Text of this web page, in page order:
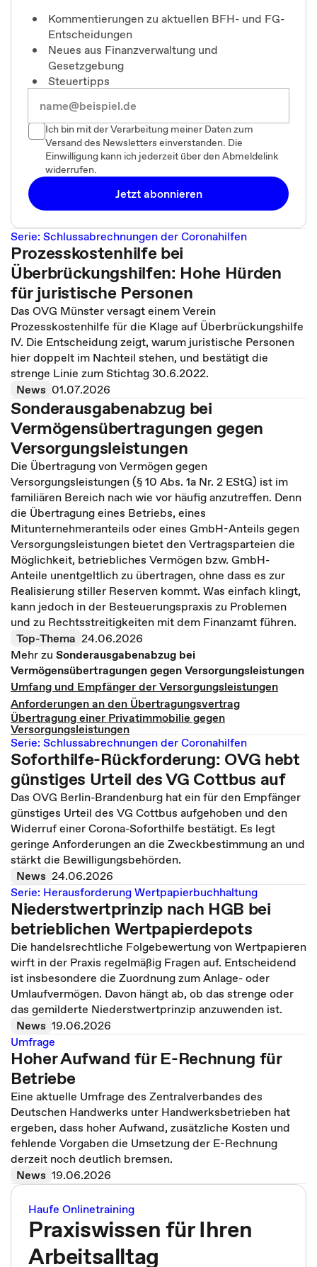
Kommentierungen zu aktuellen BFH- und FG-
Entscheidungen
Neues aus Finanzverwaltung und
Gesetzgebung
Steuertipps
Ich bin mit der Verarbeitung meiner Daten zum
Versand des Newsletters einverstanden. Die
Einwilligung kann ich jederzeit über den Abmeldelink
widerrufen.
Jetzt abonnieren
Serie: Schlussabrechnungen der Coronahilfen
Prozesskostenhilfe bei
Überbrückungshilfen: Hohe Hürden
für juristische Personen
Das OVG Münster versagt einem Verein
Prozesskostenhilfe für die Klage auf Überbrückungshilfe
IV. Die Entscheidung zeigt, warum juristische Personen
hier doppelt im Nachteil stehen, und bestätigt die
strenge Linie zum Stichtag 30.6.2022.
News 01.07.2026
Sonderausgabenabzug bei
Vermögensübertragungen gegen
Versorgungsleistungen
Die Übertragung von Vermögen gegen
Versorgungsleistungen (§ 10 Abs. 1a Nr. 2 EStG) ist im
familiären Bereich nach wie vor häufig anzutreffen. Denn
die Übertragung eines Betriebs, eines
Mitunternehmeranteils oder eines GmbH-Anteils gegen
Versorgungsleistungen bietet den Vertragsparteien die
Möglichkeit, betriebliches Vermögen bzw. GmbH-
Anteile unentgeltlich zu übertragen, ohne dass es zur
Realisierung stiller Reserven kommt. Was einfach klingt,
kann jedoch in der Besteuerungspraxis zu Problemen
und zu Rechtsstreitigkeiten mit dem Finanzamt führen.
Top-Thema 24.06.2026
Mehr zu Sonderausgabenabzug bei
Vermögensübertragungen gegen Versorgungsleistungen
Umfang und Empfänger der Versorgungsleistungen
Anforderungen an den Übertragungsvertrag
Übertragung einer Privatimmobilie gegen
Versorgungsleistungen
Serie: Schlussabrechnungen der Coronahilfen
Soforthilfe-Rückforderung: OVG hebt
günstiges Urteil des VG Cottbus auf
Das OVG Berlin-Brandenburg hat ein für den Empfänger
günstiges Urteil des VG Cottbus aufgehoben und den
Widerruf einer Corona-Soforthilfe bestätigt. Es legt
geringe Anforderungen an die Zweckbestimmung an und
stärkt die Bewilligungsbehörden.
News 24.06.2026
Serie: Herausforderung Wertpapierbuchhaltung
Niederstwertprinzip nach HGB bei
betrieblichen Wertpapierdepots
Die handelsrechtliche Folgebewertung von Wertpapieren
wirft in der Praxis regelmäßig Fragen auf. Entscheidend
ist insbesondere die Zuordnung zum Anlage- oder
Umlaufvermögen. Davon hängt ab, ob das strenge oder
das gemilderte Niederstwertprinzip anzuwenden ist.
News 19.06.2026
Umfrage
Hoher Aufwand für E-Rechnung für
Betriebe
Eine aktuelle Umfrage des Zentralverbandes des
Deutschen Handwerks unter Handwerksbetrieben hat
ergeben, dass hoher Aufwand, zusätzliche Kosten und
fehlende Vorgaben die Umsetzung der E-Rechnung
derzeit noch deutlich bremsen.
News 19.06.2026
Haufe Onlinetraining
Praxiswissen für Ihren
Arbeitsalltag